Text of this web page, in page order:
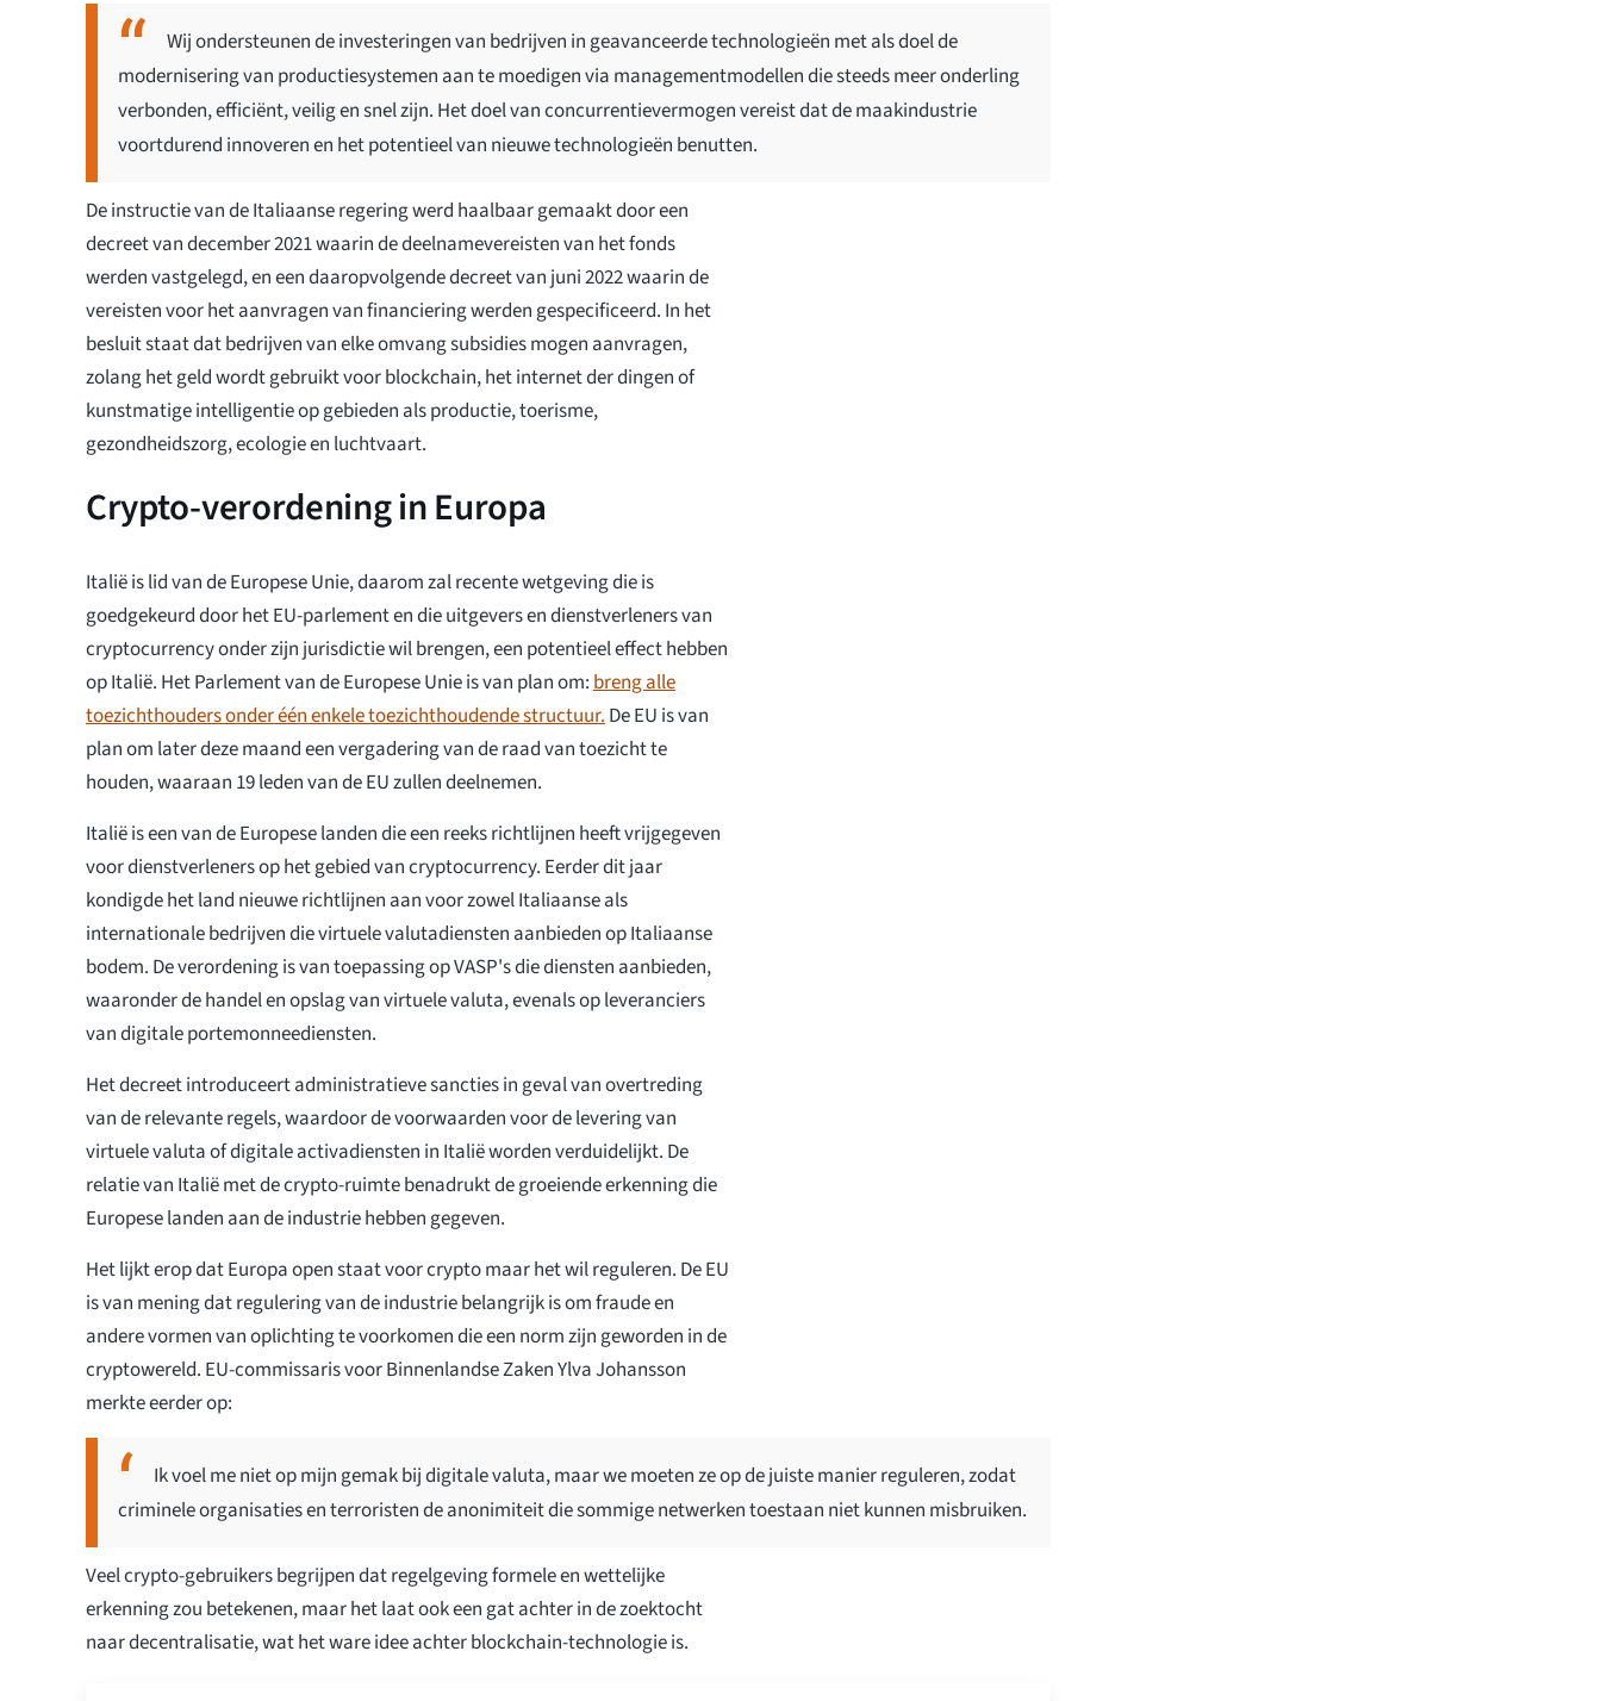
Wij ondersteunen de investeringen van bedrijven in geavanceerde technologieën met als doel de
modernisering van productiesystemen aan te moedigen via managementmodellen die steeds meer onderling
verbonden, efficiënt, veilig en snel zijn. Het doel van concurrentievermogen vereist dat de maakindustrie
voortdurend innoveren en het potentieel van nieuwe technologieën benutten.
De instructie van de Italiaanse regering werd haalbaar gemaakt door een
decreet van december 2021 waarin de deelnamevereisten van het fonds
werden vastgelegd, en een daaropvolgende decreet van juni 2022 waarin de
vereisten voor het aanvragen van financiering werden gespecificeerd. In het
besluit staat dat bedrijven van elke omvang subsidies mogen aanvragen,
zolang het geld wordt gebruikt voor blockchain, het internet der dingen of
kunstmatige intelligentie op gebieden als productie, toerisme,
gezondheidszorg, ecologie en luchtvaart.
Crypto-verordening in Europa
Italië is lid van de Europese Unie, daarom zal recente wetgeving die is
goedgekeurd door het EU-parlement en die uitgevers en dienstverleners van
cryptocurrency onder zijn jurisdictie wil brengen, een potentieel effect hebben
op Italië. Het Parlement van de Europese Unie is van plan om: breng alle
toezichthouders onder één enkele toezichthoudende structuur. De EU is van
plan om later deze maand een vergadering van de raad van toezicht te
houden, waaraan 19 leden van de EU zullen deelnemen.
Italië is een van de Europese landen die een reeks richtlijnen heeft vrijgegeven
voor dienstverleners op het gebied van cryptocurrency. Eerder dit jaar
kondigde het land nieuwe richtlijnen aan voor zowel Italiaanse als
internationale bedrijven die virtuele valutadiensten aanbieden op Italiaanse
bodem. De verordening is van toepassing op VASP's die diensten aanbieden,
waaronder de handel en opslag van virtuele valuta, evenals op leveranciers
van digitale portemonneediensten.
Het decreet introduceert administratieve sancties in geval van overtreding
van de relevante regels, waardoor de voorwaarden voor de levering van
virtuele valuta of digitale activadiensten in Italië worden verduidelijkt. De
relatie van Italië met de crypto-ruimte benadrukt de groeiende erkenning die
Europese landen aan de industrie hebben gegeven.
Het lijkt erop dat Europa open staat voor crypto maar het wil reguleren. De EU
is van mening dat regulering van de industrie belangrijk is om fraude en
andere vormen van oplichting te voorkomen die een norm zijn geworden in de
cryptowereld. EU-commissaris voor Binnenlandse Zaken Ylva Johansson
merkte eerder op:
Ik voel me niet op mijn gemak bij digitale valuta, maar we moeten ze op de juiste manier reguleren, zodat
criminele organisaties en terroristen de anonimiteit die sommige netwerken toestaan niet kunnen misbruiken.
Veel crypto-gebruikers begrijpen dat regelgeving formele en wettelijke
erkenning zou betekenen, maar het laat ook een gat achter in de zoektocht
naar decentralisatie, wat het ware idee achter blockchain-technologie is.